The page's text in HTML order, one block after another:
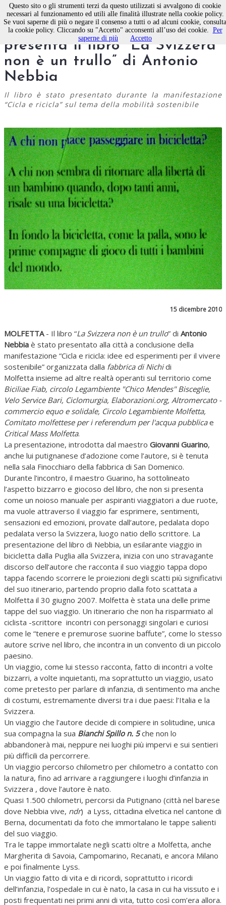
Molfetta, la fabbrica di Nichi
presenta il libro “La Svizzera
non è un trullo” di Antonio
Nebbia
Il libro è stato presentato durante la manifestazione
“Cicla e ricicla” sul tema della mobilità sostenibile
15 dicembre 2010
MOLFETTA- Il libro “La Svizzera non è un trullo” di Antonio
Nebbia è stato presentato alla città a conclusione della
manifestazione “Cicla e ricicla: idee ed esperimenti per il vivere
sostenibile” organizzata dalla fabbrica di Nichidi
Molfetta insieme ad altre realtà operanti sul territorio come
Biciliae Fiab, circolo Legambiente "Chico Mendes" Bisceglie,
Velo Service Bari, Ciclomurgia, Elaborazioni.org, Altromercato -
commercio equo e solidale, Circolo Legambiente Molfetta,
Comitato molfettese per i referendum per l'acqua pubblicae
Critical Mass Molfetta.
La presentazione, introdotta dal maestro Giovanni Guarino,
anche lui putignanese d’adozione come l’autore, si è tenuta
nella sala Finocchiaro della fabbrica di San Domenico.
Durante l’incontro, il maestro Guarino, ha sottolineato
l’aspetto bizzarro e giocoso del libro, che non si presenta
come un noioso manuale per aspiranti viaggiatori a due ruote,
ma vuole attraverso il viaggio far esprimere, sentimenti,
sensazioni ed emozioni, provate dall’autore, pedalata dopo
pedalata verso la Svizzera, luogo natio dello scrittore. La
presentazione del libro di Nebbia, un esilarante viaggio in
bicicletta dalla Puglia alla Svizzera, inizia con uno stravagante
discorso dell’autore che racconta il suo viaggio tappa dopo
tappa facendo scorrere le proiezioni degli scatti più significativi
del suo itinerario, partendo proprio dalla foto scattata a
Molfetta il 30 giugno 2007. Molfetta è stata una delle prime
tappe del suo viaggio. Un itinerario che non ha risparmiato al
ciclista -scrittore incontri con personaggi singolari e curiosi
come le “tenere e premurose suorine baffute”, come lo stesso
autore scrive nel libro, che incontra in un convento di un piccolo
paesino.
Un viaggio, come lui stesso racconta, fatto di incontri a volte
bizzarri, a volte inquietanti, ma soprattutto un viaggio, usato
come pretesto per parlare di infanzia, di sentimento ma anche
di costumi, estremamente diversi tra i due paesi: l’Italia e la
Svizzera.
Un viaggio che l’autore decide di compiere in solitudine, unica
sua compagna la sua Bianchi Spillo n. 5che non lo
abbandonerà mai, neppure nei luoghi più impervi e sui sentieri
più difficili da percorrere.
Un viaggio percorso chilometro per chilometro a contatto con
la natura, fino ad arrivare a raggiungere i luoghi d’infanzia in
Svizzera , dove l’autore è nato.
Quasi 1.500 chilometri, percorsi da Putignano (città nel barese
dove Nebbia vive, ndr) a Lyss, cittadina elvetica nel cantone di
Berna, documentati da foto che immortalano le tappe salienti
del suo viaggio.
Tra le tappe immortalate negli scatti oltre a Molfetta, anche
Margherita di Savoia, Campomarino, Recanati, e ancora Milano
e poi finalmente Lyss.
Un viaggio fatto di vita e di ricordi, soprattutto i ricordi
dell’infanzia, l’ospedale in cui è nato, la casa in cui ha vissuto e i
posti frequentati nei primi anni di vita, tutto così com’era allora.
Questo sito o gli strumenti terzi da questo utilizzati si avvalgono di cookie
necessari al funzionamento ed utili alle finalità illustrate nella cookie policy.
Se vuoi saperne di più o negare il consenso a tutti o ad alcuni cookie, consulta
la cookie policy. Cliccando su "Accetto" acconsenti all’uso dei cookie. Per
saperne di più
Accetto